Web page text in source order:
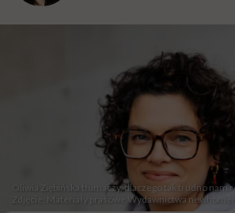
Oliwia Ziębińska tłumaczy, dlaczego tak trudno nam
Zdjęcie: Materiały prasowe Wydawnictwa newhomers